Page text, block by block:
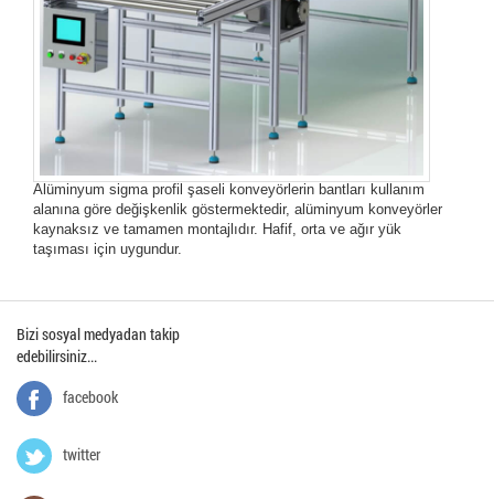
Alüminyum sigma profil şaseli konveyörlerin bantları kullanım
alanına göre değişkenlik göstermektedir, alüminyum konveyörler
kaynaksız ve tamamen montajlıdır. Hafif, orta ve ağır yük
taşıması için uygundur.
Bizi sosyal medyadan takip
edebilirsiniz...
facebook
twitter